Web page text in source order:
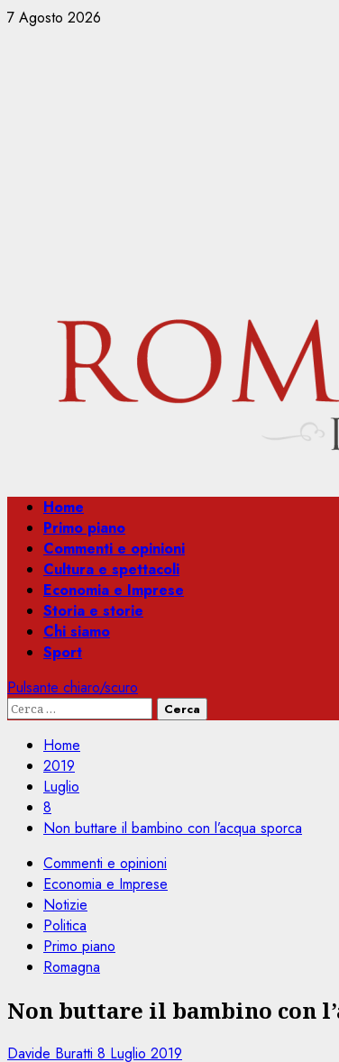
Vai
7 Agosto 2026
Menu
principale
Home
Primo piano
Commenti e opinioni
Cultura e spettacoli
Economia e Imprese
Storia e storie
Chi siamo
Sport
Pulsante chiaro/scuro
Ricerca
Home
2019
Luglio
8
Non buttare il bambino con l’acqua sporca
Commenti e opinioni
Economia e Imprese
Notizie
Politica
Primo piano
Romagna
Non buttare il bambino con
Davide Buratti 8 Luglio 2019